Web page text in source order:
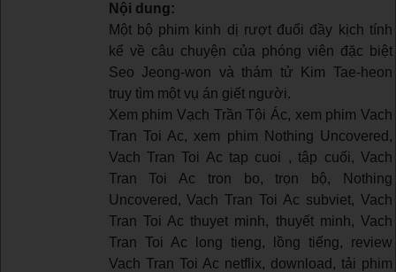
Nội dung:
Một bộ phim kinh dị rượt đuổi đầy kịch tính
kể về câu chuyện của phóng viên đặc biệt
Seo Jeong-won và thám tử Kim Tae-heon
truy tìm một vụ án giết người.
Xem phim Vạch Trần Tội Ác, xem phim Vach
Tran Toi Ac, xem phim Nothing Uncovered,
Vach Tran Toi Ac tap cuoi , tập cuối, Vach
Tran Toi Ac tron bo, trọn bộ, Nothing
Uncovered, Vach Tran Toi Ac subviet, Vach
Tran Toi Ac thuyet minh, thuyết minh, Vach
Tran Toi Ac long tieng, lồng tiếng, review
Vach Tran Toi Ac netflix, download, tải phim